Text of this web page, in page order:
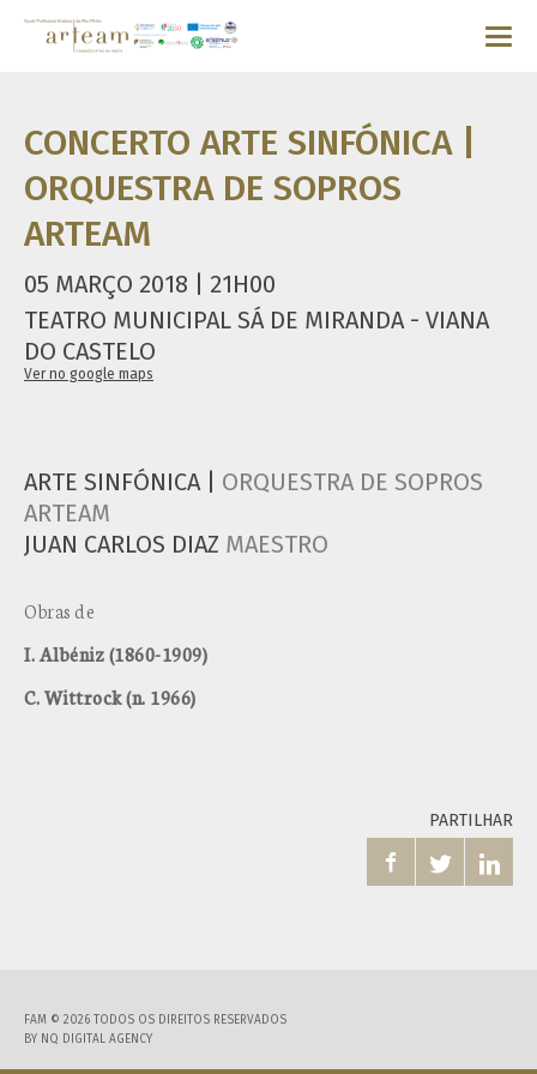
CONCERTO ARTE SINFÓNICA |
ORQUESTRA DE SOPROS
ARTEAM
05 MARÇO 2018 | 21H00
TEATRO MUNICIPAL SÁ DE MIRANDA - VIANA
DO CASTELO
Ver no google maps
ARTE SINFÓNICA | ORQUESTRA DE SOPROS
ARTEAM
JUAN CARLOS DIAZ MAESTRO
Obras de
I. Albéniz (1860-1909)
C. Wittrock (n. 1966)
PARTILHAR
  
FAM © 2026 TODOS OS DIREITOS RESERVADOS
BY NQ DIGITAL AGENCY